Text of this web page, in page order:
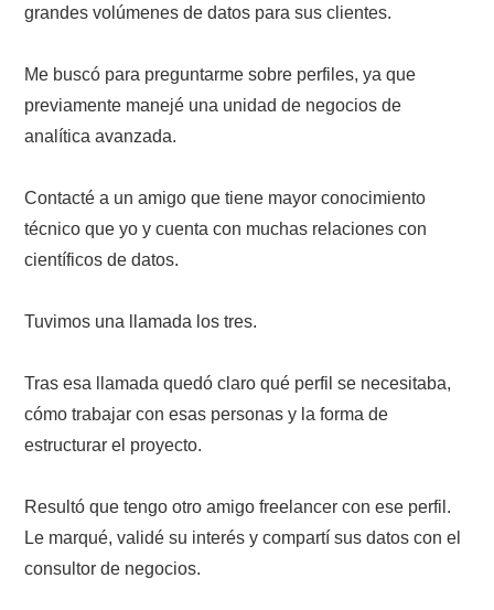
grandes volúmenes de datos para sus clientes.
Me buscó para preguntarme sobre perfiles, ya que
previamente manejé una unidad de negocios de
analítica avanzada.
Contacté a un amigo que tiene mayor conocimiento
técnico que yo y cuenta con muchas relaciones con
científicos de datos.
Tuvimos una llamada los tres.
Tras esa llamada quedó claro qué perfil se necesitaba,
cómo trabajar con esas personas y la forma de
estructurar el proyecto.
Resultó que tengo otro amigo freelancer con ese perfil.
Le marqué, validé su interés y compartí sus datos con el
consultor de negocios.